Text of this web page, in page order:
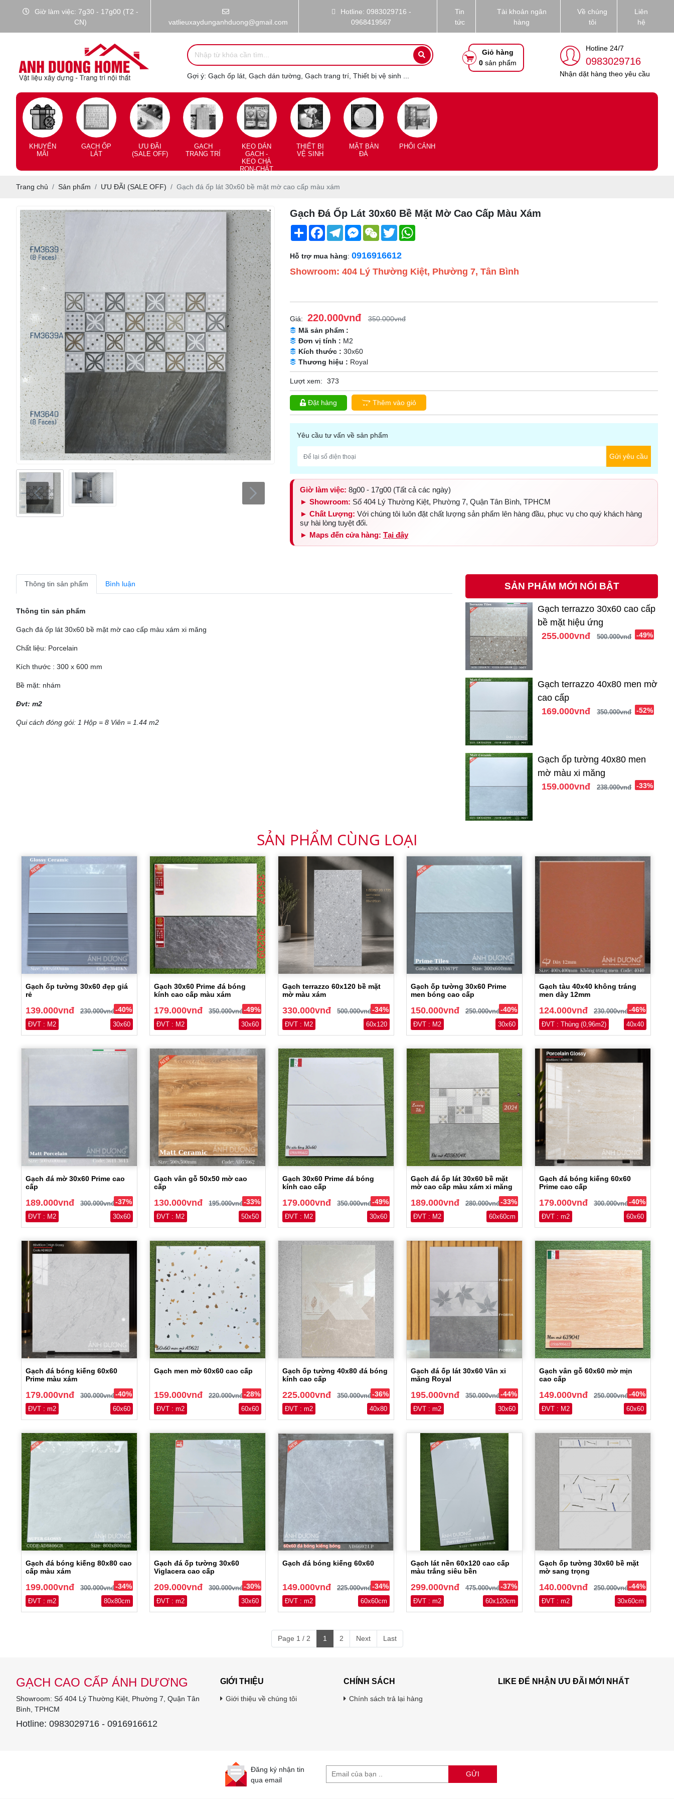
Giờ làm việc: 7g30 - 17g00 (T2 -
CN)
vatlieuxaydunganhduong@gmail.com
Hotline: 0983029716 -
0968419567
Tin
tức
Tài khoản ngân
hàng
Về chúng
tôi
Liên
hệ
Gợi ý: Gạch ốp lát, Gạch dán tường, Gạch trang trí, Thiết bị vệ sinh ...
Giỏ hàng
0 sản phẩm
Hotline 24/7
0983029716
Nhận dặt hàng theo yêu cầu
KHUYẾN
MÃI
GẠCH ỐP
LÁT
ƯU ĐÃI
(SALE OFF)
GẠCH
TRANG TRÍ
KEO DÁN
GẠCH -
KEO CHÀ
RON-CHẤT
THẤM
THIẾT BỊ
VỆ SINH
MẶT BÀN
ĐÁ
PHỐI CẢNH
Trang chủ Sản phẩm ƯU ĐÃI (SALE OFF) Gạch đá ốp lát 30x60 bề mặt mờ cao cấp màu xám
Gạch Đá Ốp Lát 30x60 Bề Mặt Mờ Cao Cấp Màu Xám
ShareFacebookTelegramMessenger
WeChatTwitterWhatsApp
Hỗ trợ mua hàng: 0916916612
Showroom: 404 Lý Thường Kiệt, Phường 7, Tân Bình
Giá: 220.000vnđ
350.000vnđ
Mã sản phẩm :
Đơn vị tính : M2
Kích thước : 30x60
Thương hiệu : Royal
Lượt xem: 373
Đặt hàng Thêm vào giỏ
Yêu cầu tư vấn về sản phẩm
Gửi yêu cầu
Giờ làm việc: 8g00 - 17g00 (Tất cả các ngày)
► Showroom: Số 404 Lý Thường Kiệt, Phường 7, Quận Tân Bình, TPHCM
► Chất Lượng: Với chúng tôi luôn đặt chất lượng sản phẩm lên hàng đầu, phục vụ cho quý khách hàng
sự hài lòng tuyệt đối.
► Maps đến cửa hàng: Tại đây
Thông tin sản phẩm Bình luận
Thông tin sản phẩm
Gạch đá ốp lát 30x60 bề mặt mờ cao cấp màu xám xi măng
Chất liệu: Porcelain
Kích thước : 300 x 600 mm
Bề mặt: nhám
Đvt: m2
Qui cách đóng gói: 1 Hộp = 8 Viên = 1.44 m2
SẢN PHẨM MỚI NỔI BẬT
Gạch terrazzo 30x60 cao cấp
bề mặt hiệu ứng
255.000vnđ
500.000vnđ -49%
Gạch terrazzo 40x80 men mờ
cao cấp
169.000vnđ
350.000vnđ -52%
Gạch ốp tường 40x80 men
mờ màu xi măng
159.000vnđ
238.000vnđ -33%
SẢN PHẨM CÙNG LOẠI
Gạch ốp tường 30x60 đẹp giá
rẻ
139.000vnđ 230.000vnđ -40%
ĐVT : M2 30x60
Gạch 30x60 Prime đá bóng
kính cao cấp màu xám
179.000vnđ 350.000vnđ -49%
ĐVT : M2 30x60
Gạch terrazzo 60x120 bề mặt
mờ màu xám
330.000vnđ 500.000vnđ -34%
ĐVT : M2 60x120
Gạch ốp tường 30x60 Prime
men bóng cao cấp
150.000vnđ 250.000vnđ -40%
ĐVT : M2 30x60
Gạch tàu 40x40 không tráng
men dày 12mm
124.000vnđ 230.000vnđ -46%
ĐVT : Thùng (0,96m2) 40x40
Gạch đá mờ 30x60 Prime cao
cấp
189.000vnđ 300.000vnđ -37%
ĐVT : M2 30x60
Gạch vân gỗ 50x50 mờ cao
cấp
130.000vnđ 195.000vnđ -33%
ĐVT : M2 50x50
Gạch 30x60 Prime đá bóng
kính cao cấp
179.000vnđ 350.000vnđ -49%
ĐVT : M2 30x60
Gạch đá ốp lát 30x60 bề mặt
mờ cao cấp màu xám xi măng
189.000vnđ 280.000vnđ -33%
ĐVT : M2 60x60cm
Gạch đá bóng kiếng 60x60
Prime cao cấp
179.000vnđ 300.000vnđ -40%
ĐVT : m2 60x60
Gạch đá bóng kiếng 60x60
Prime màu xám
179.000vnđ 300.000vnđ -40%
ĐVT : m2 60x60
Gạch men mờ 60x60 cao cấp
159.000vnđ 220.000vnđ -28%
ĐVT : m2 60x60
Gạch ốp tường 40x80 đá bóng
kính cao cấp
225.000vnđ 350.000vnđ -36%
ĐVT : m2 40x80
Gạch đá ốp lát 30x60 Vân xi
măng Royal
195.000vnđ 350.000vnđ -44%
ĐVT : m2 30x60
Gạch vân gỗ 60x60 mờ mịn
cao cấp
149.000vnđ 250.000vnđ -40%
ĐVT : M2 60x60
Gạch đá bóng kiếng 80x80 cao
cấp màu xám
199.000vnđ 300.000vnđ -34%
ĐVT : m2 80x80cm
Gạch đá ốp tường 30x60
Viglacera cao cấp
209.000vnđ 300.000vnđ -30%
ĐVT : m2 30x60
Gạch đá bóng kiếng 60x60
149.000vnđ 225.000vnđ -34%
ĐVT : m2 60x60cm
Gạch lát nền 60x120 cao cấp
màu trắng siêu bền
299.000vnđ 475.000vnđ -37%
ĐVT : m2 60x120cm
Gạch ốp tường 30x60 bề mặt
mờ sang trọng
140.000vnđ 250.000vnđ -44%
ĐVT : m2 30x60cm
Page 1 / 2 1 2 Next Last
GẠCH CAO CẤP ÁNH DƯƠNG
Showroom: Số 404 Lý Thường Kiệt, Phường 7, Quận Tân
Bình, TPHCM
Hotline: 0983029716 - 0916916612
GIỚI THIỆU
Giới thiệu về chúng tôi
CHÍNH SÁCH
Chính sách trả lại hàng
LIKE ĐỂ NHẬN ƯU ĐÃI MỚI NHẤT
Đăng ký nhận tin
qua email
GỬI